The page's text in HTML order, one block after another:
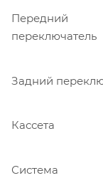
Передний
переключатель
Задний
Кассета
Система